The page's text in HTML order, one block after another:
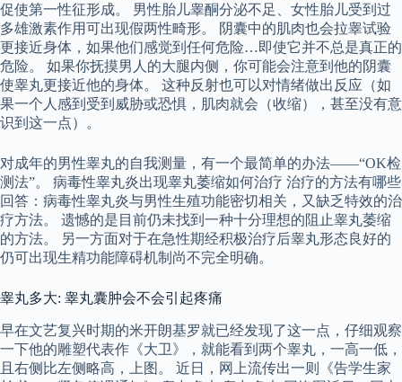
促使第一性征形成。 男性胎儿睾酮分泌不足、女性胎儿受到过
多雄激素作用可出现假两性畸形。 阴囊中的肌肉也会拉睾试验
更接近身体，如果他们感觉到任何危险…即使它并不总是真正的
危险。 如果你抚摸男人的大腿内侧，你可能会注意到他的阴囊
使睾丸更接近他的身体。 这种反射也可以对情绪做出反应（如
果一个人感到受到威胁或恐惧，肌肉就会（收缩），甚至没有意
识到这一点）。
对成年的男性睾丸的自我测量，有一个最简单的办法——“OK检
测法”。 病毒性睾丸炎出现睾丸萎缩如何治疗 治疗的方法有哪些
回答：病毒性睾丸炎与男性生殖功能密切相关，又缺乏特效的治
疗方法。 遗憾的是目前仍未找到一种十分理想的阻止睾丸萎缩
的方法。 另一方面对于在急性期经积极治疗后睾丸形态良好的
仍可出现生精功能障碍机制尚不完全明确。
睾丸多大: 睾丸囊肿会不会引起疼痛
早在文艺复兴时期的米开朗基罗就已经发现了这一点，仔细观察
一下他的雕塑代表作《大卫》，就能看到两个睾丸，一高一低，
且右侧比左侧略高，上图。 近日，网上流传出一则《告学生家